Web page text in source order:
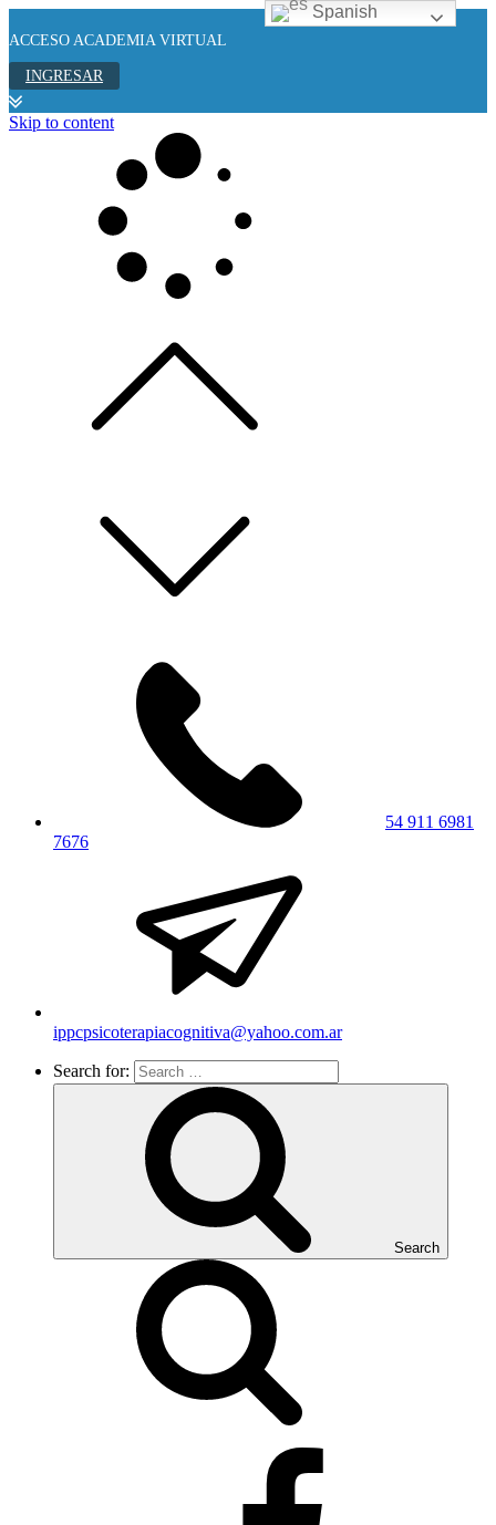
ACCESO ACADEMIA VIRTUAL
INGRESAR
Skip to content
54 911 6981
7676
ippcpsicoterapiacognitiva@yahoo.com.ar
Search for:
Search
Spanish